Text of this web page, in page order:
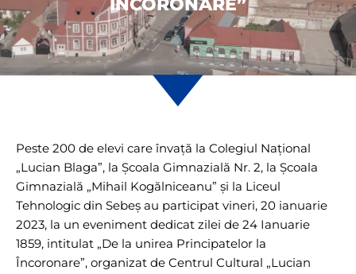
ÎNCORONARE”
Peste 200 de elevi care învață la Colegiul Național
„Lucian Blaga”, la Școala Gimnazială Nr. 2, la Școala
Gimnazială „Mihail Kogălniceanu” și la Liceul
Tehnologic din Sebeș au participat vineri, 20 ianuarie
2023, la un eveniment dedicat zilei de 24 Ianuarie
1859, intitulat „De la unirea Principatelor la
Încoronare”, organizat de Centrul Cultural „Lucian